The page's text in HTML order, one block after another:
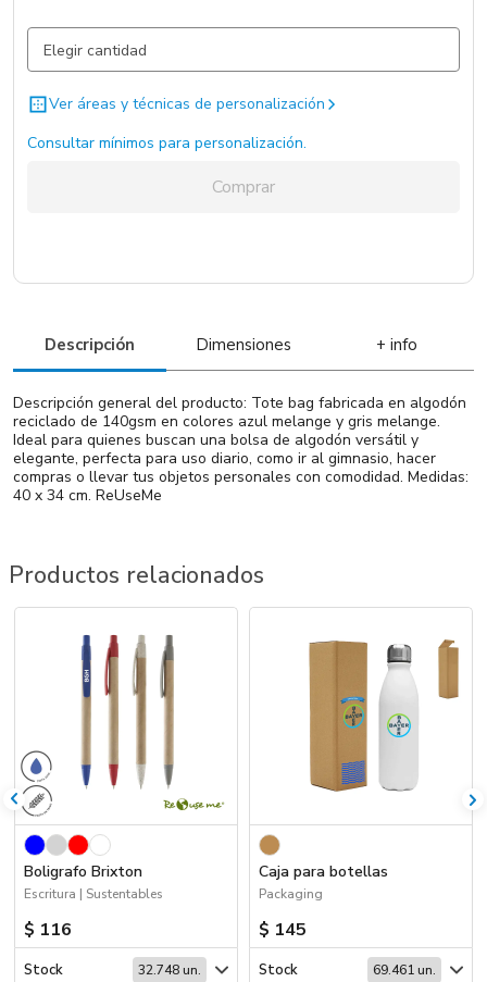
Azul / Azul / . 3403 un.
Gris Claro / Gris Claro / . 2724 un.
Ver áreas y técnicas de personalización
Consultar mínimos para personalización.
Comprar
Descripción Dimensiones + info
Descripción general del producto: Tote bag fabricada en algodón
reciclado de 140gsm en colores azul melange y gris melange.
Ideal para quienes buscan una bolsa de algodón versátil y
elegante, perfecta para uso diario, como ir al gimnasio, hacer
compras o llevar tus objetos personales con comodidad. Medidas:
40 x 34 cm. ReUseMe
Productos relacionados
Boligrafo Brixton
Escritura | Sustentables
$ 116
Stock 32.748 un.
Caja para botellas
Packaging
$ 145
Stock 69.461 un.